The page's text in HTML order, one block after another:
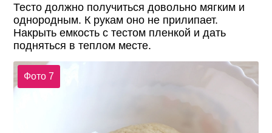
Тесто должно получиться довольно мягким и
однородным. К рукам оно не прилипает.
Накрыть емкость с тестом пленкой и дать
подняться в теплом месте.
Фото 7